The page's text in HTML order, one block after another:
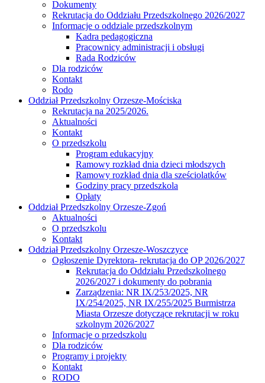
Dokumenty
Rekrutacja do Oddziału Przedszkolnego 2026/2027
Informacje o oddziale przedszkolnym
Kadra pedagogiczna
Pracownicy administracji i obsługi
Rada Rodziców
Dla rodziców
Kontakt
Rodo
Oddział Przedszkolny Orzesze-Mościska
Rekrutacja na 2025/2026.
Aktualności
Kontakt
O przedszkolu
Program edukacyjny
Ramowy rozkład dnia dzieci młodszych
Ramowy rozkład dnia dla sześciolatków
Godziny pracy przedszkola
Opłaty
Oddział Przedszkolny Orzesze-Zgoń
Aktualności
O przedszkolu
Kontakt
Oddział Przedszkolny Orzesze-Woszczyce
Ogłoszenie Dyrektora- rekrutacja do OP 2026/2027
Rekrutacja do Oddziału Przedszkolnego
2026/2027 i dokumenty do pobrania
Zarządzenia: NR IX/253/2025, NR
IX/254/2025, NR IX/255/2025 Burmistrza
Miasta Orzesze dotyczące rekrutacji w roku
szkolnym 2026/2027
Informacje o przedszkolu
Dla rodziców
Programy i projekty
Kontakt
RODO